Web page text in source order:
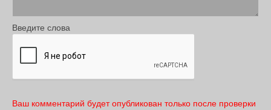
Введите слова
Ваш комментарий будет опубликован только после проверки